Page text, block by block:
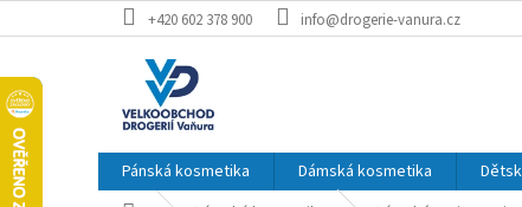
na
+420 602 378 900 info@drogerie-vanura.cz
Pánská kosmetika Dámská kosmetika